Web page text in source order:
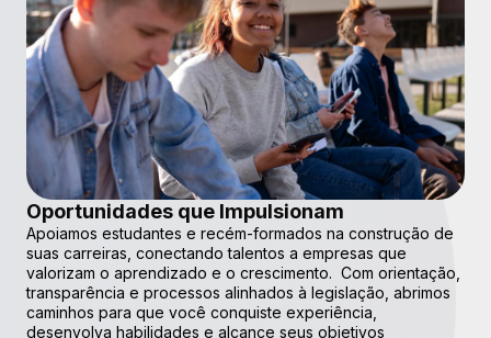
Oportunidades que Impulsionam
Apoiamos estudantes e recém-formados na construção de
suas carreiras, conectando talentos a empresas que
valorizam o aprendizado e o crescimento. Com orientação,
transparência e processos alinhados à legislação, abrimos
caminhos para que você conquiste experiência,
desenvolva habilidades e alcance seus objetivos